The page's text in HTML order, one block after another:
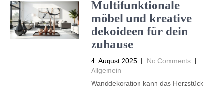
Multifunktionale
möbel und kreative
dekoideen für dein
zuhause
4. August 2025 | No Comments |
Allgemein
Wanddekoration kann das Herzstück